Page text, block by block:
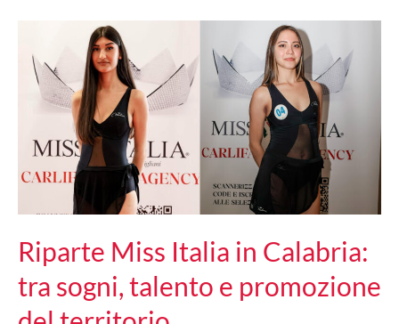
stracci
social
maggioranza
osserva
Riparte Miss Italia in Calabria:
tra sogni, talento e promozione